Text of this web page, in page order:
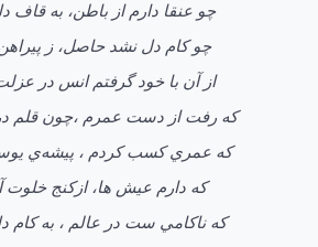
چو عنقا دارم از باطن، به قاف
چو كام دل نشد حاصل، ز
از آن با خود گرفتم انس در
كه رفت از دست عمرم ،چون قلم
كه عمري كسب كردم ، پيشه‌ي
كه دارم عيش ها، ازكنج خلوت
كه ناكامي ست در عالم ، به كام